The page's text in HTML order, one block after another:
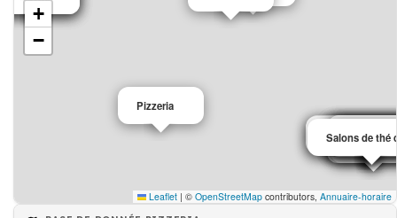
Bar
Café
Pizzeria
Pizzeria
Pizzeria
Restaurant
Café
Salons de thé
Salons de thé
Pizzeria
Pizzeria
Pizzeria
Pizzeria
Salons de thé
Pizzeria
+
−
Leaflet | © OpenStreetMap contributors, Annuaire-horaire